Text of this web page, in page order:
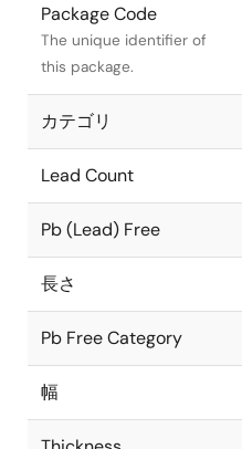
Package Code
The unique identifier of
this package.
カテゴリ
Lead Count
Pb (Lead) Free
長さ
Pb Free Category
幅